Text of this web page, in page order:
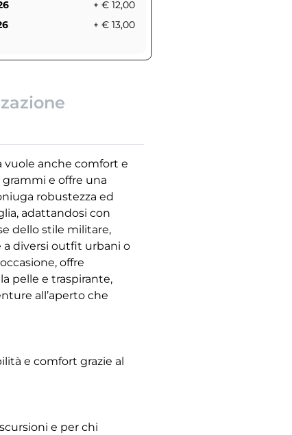
+ € 12,00
+ € 13,00
vuole anche comfort e
e offre una
robustezza ed
adattandosi con
dello stile militare,
diversi outfit urbani o
offre
pelle e traspirante,
all’aperto che
e comfort grazie al
e per chi